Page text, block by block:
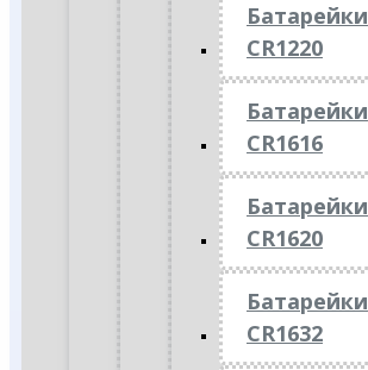
Батарейки
CR1220
Батарейки
CR1616
Батарейки
CR1620
Батарейки
CR1632